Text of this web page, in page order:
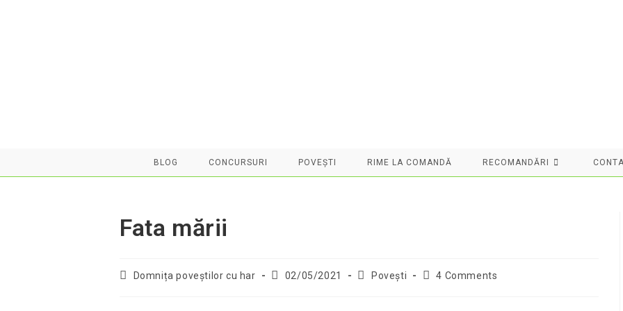
BLOG CONCURSURI POVEȘTI RIME LA COMANDĂ RECOMANDĂRI
Fata mării
PostDomnița poveştilor cu har
Post02/05/2021
PostPovești
Post4 Comments